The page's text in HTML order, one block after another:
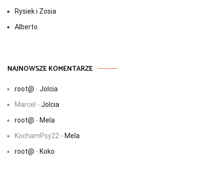
Rysiek i Zosia
Alberto
NAJNOWSZE KOMENTARZE
root@ - Jolcia
Marcel - Jolcia
root@ - Mela
KochamPsy22 - Mela
root@ - Koko